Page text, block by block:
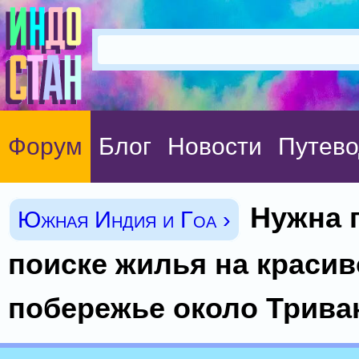
Форум Блог Новости
Южная Индия и Гоа ›
Нужна
поиске жилья на
побережье около